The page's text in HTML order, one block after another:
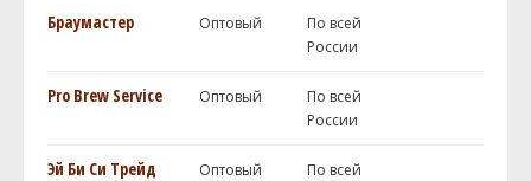
Браумастер Оптовый
По всей
России
Pro Brew Service Оптовый
По всей
России
Эй Би Си Трейд Оптовый
По всей